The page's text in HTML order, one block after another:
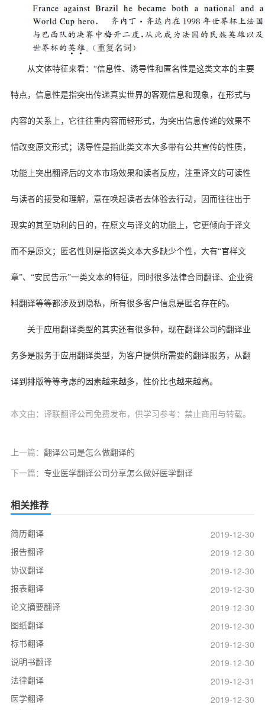
从文体特征来看：“信息性、诱导性和匿名性是这类文本的主要
特点，信息性是指突出传递真实世界的客观信息和现象，在形式与
内容的关系上，它往往重内容而轻形式，为突出信息传递的效果不
惜改变原文形式；诱导性是指此类文本大多带有公共宣传的性质，
功能上突出翻译后的文本市场效果和读者反应，注重译文的可读性
与读者的接受和理解，意在唤起读者去体验去行动，因而往往出于
现实的其至功利的目的，在原文与译文的功能上，它更倾向于译文
而不是原文；匿名性则是指这类文本大多缺少个性，大有“官样文
章”、“安民告示”一类文本的特征，同时很多法律合同翻译、企业资
料翻译等等都涉及到隐私，所有很多客户信息是匿名存在的。
关于应用翻译类型的其实还有很多种，现在翻译公司的翻译业
务多是服务于应用翻译类型，为客户提供所需要的翻译服务，从翻
译到排版等等考虑的因素越来越多，性价比也越来越高。
本文由：译联翻译公司免费发布，供学习参考：禁止商用与转载。
上一篇： 翻译公司是怎么做翻译的
下一篇： 专业医学翻译公司分享怎么做好医学翻译
相关推荐
简历翻译
2019-12-30
报告翻译
2019-12-30
协议翻译
2019-12-30
报表翻译
2019-12-30
论文摘要翻译
2019-12-30
图纸翻译
2019-12-30
标书翻译
2019-12-30
说明书翻译
2019-12-30
法律翻译
2019-12-31
医学翻译
2019-12-30